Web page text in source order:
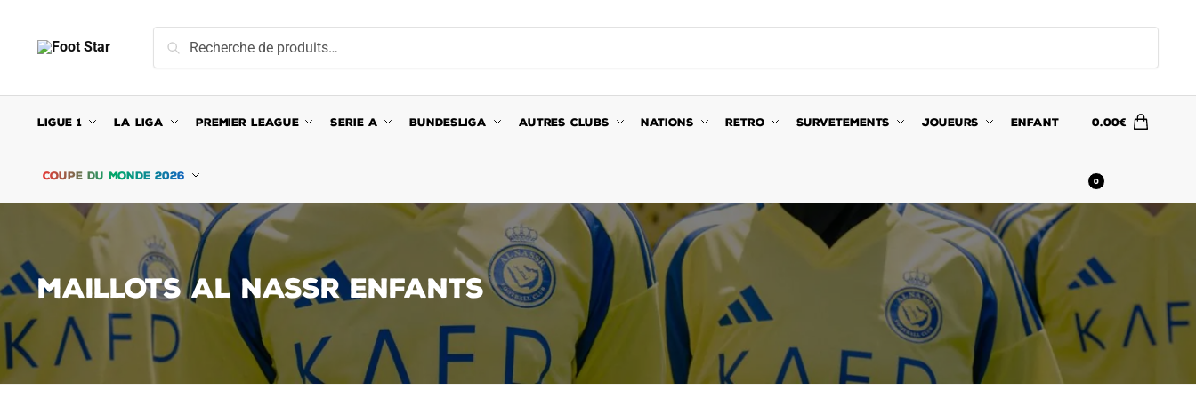
navigation
content
pour :
Recherche
LIGUE 1 LA LIGA PREMIER LEAGUE SERIE A BUNDESLIGA AUTRES CLUBS NATIONS RETRO SURVETEMENTS JOUEURS ENFANT
COUPE DU MONDE 2026
0.00€
0
MAILLOTS AL NASSR ENFANTS